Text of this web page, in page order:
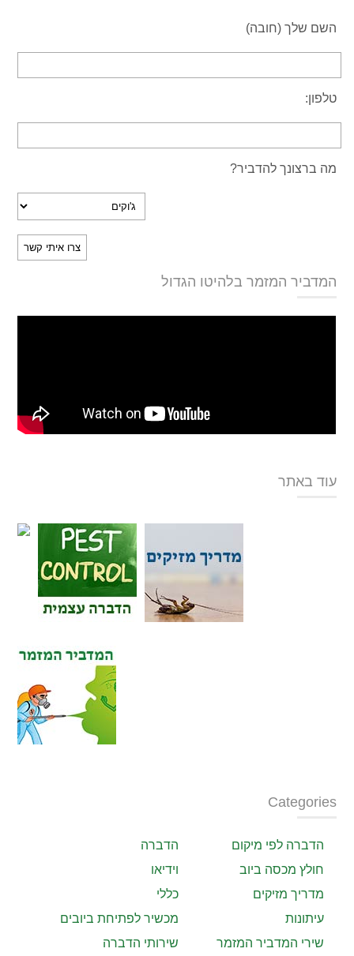
השם שלך (חובה)
טלפון:
מה ברצונך להדביר?
המדביר המזמר בלהיטו הגדול
עוד באתר
Categories
הדברה
הדברה לפי מיקום
וידיאו
חולץ מכסה ביוב
כללי
מדריך מזיקים
מכשיר לפתיחת ביובים
עיתונות
שירותי הדברה
שירי המדביר המזמר